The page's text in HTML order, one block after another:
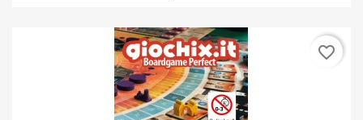
favorite_border